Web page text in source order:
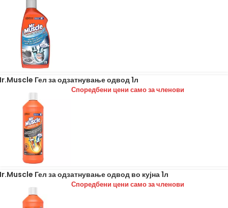
Гел за одзатнување одвод 1л
Споредбени цени само за членови
Гел за одзатнување одвод во кујна 1л
Споредбени цени само за членови